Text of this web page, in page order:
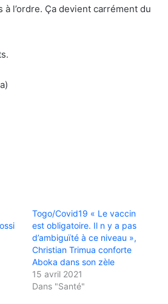
l’ordre. Ça devient carrément du
Togo/Covid19 « Le vaccin
est obligatoire. Il n y a pas
d’ambiguïté à ce niveau »,
Christian Trimua conforte
Aboka dans son zèle
15 avril 2021
Dans "Santé"